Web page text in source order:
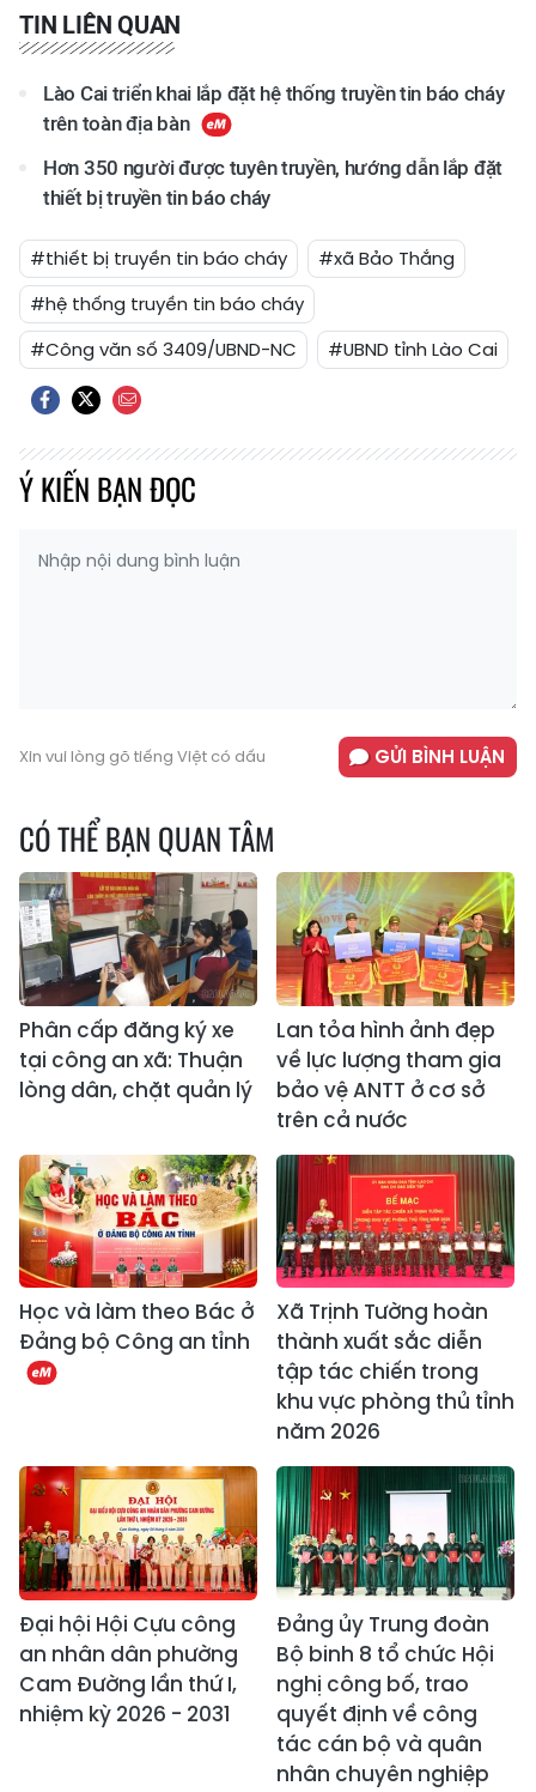
TIN LIÊN QUAN
Lào Cai triển khai lắp đặt hệ thống truyền tin báo cháy
trên toàn địa bàn
Hơn 350 người được tuyên truyền, hướng dẫn lắp đặt
thiết bị truyền tin báo cháy
#thiết bị truyền tin báo cháy
#xã Bảo Thắng
#hệ thống truyền tin báo cháy
#Công văn số 3409/UBND-NC
#UBND tỉnh Lào Cai
Ý KIẾN BẠN ĐỌC
Xin vui lòng gõ tiếng Việt có dấu GỬI BÌNH LUẬN
CÓ THỂ BẠN QUAN TÂM
Phân cấp đăng ký xe
tại công an xã: Thuận
lòng dân, chặt quản lý
Lan tỏa hình ảnh đẹp
về lực lượng tham gia
bảo vệ ANTT ở cơ sở
trên cả nước
Học và làm theo Bác ở
Đảng bộ Công an tỉnh
Xã Trịnh Tường hoàn
thành xuất sắc diễn
tập tác chiến trong
khu vực phòng thủ tỉnh
năm 2026
Đại hội Hội Cựu công
an nhân dân phường
Cam Đường lần thứ I,
nhiệm kỳ 2026 - 2031
Đảng ủy Trung đoàn
Bộ binh 8 tổ chức Hội
nghị công bố, trao
quyết định về công
tác cán bộ và quân
nhân chuyên nghiệp